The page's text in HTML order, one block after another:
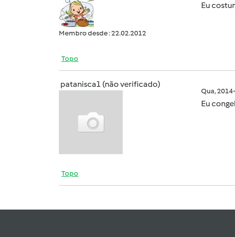
Membro desde : 22.02.2012
Eu
Topo
patanisca1 (não verificado)
Qua,
Eu
Topo